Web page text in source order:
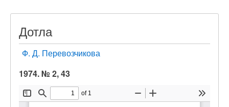
Дотла
Ф. Д. Перевозчикова
1974. № 2, 43